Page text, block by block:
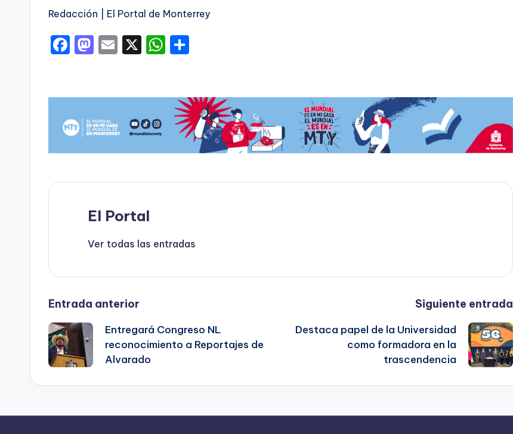
Redacción | El Portal de Monterrey
F
e
b
o
o
k
M
o
d
o
n
E
l
X
W
ts
A
p
p
ar
ti
r
El Portal
Ver todas las entradas
Navegación
de
entradas
Entrada anterior
Entregará Congreso NL
reconocimiento a Reportajes de
Alvarado
Siguiente entrada
Destaca papel de la Universidad
como formadora en la
trascendencia